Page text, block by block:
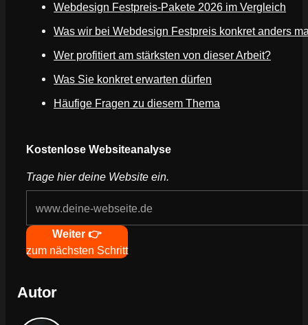
Webdesign Festpreis-Pakete 2026 im Vergleich
Was wir bei Webdesign Festpreis konkret anders
Wer profitiert am stärksten von dieser Arbeit?
Was Sie konkret erwarten dürfen
Häufige Fragen zu diesem Thema
Kostenlose Websiteanalyse
Trage hier deine Website ein.
NavigationWeiter 👉
zum nächsten Schritt
Autor